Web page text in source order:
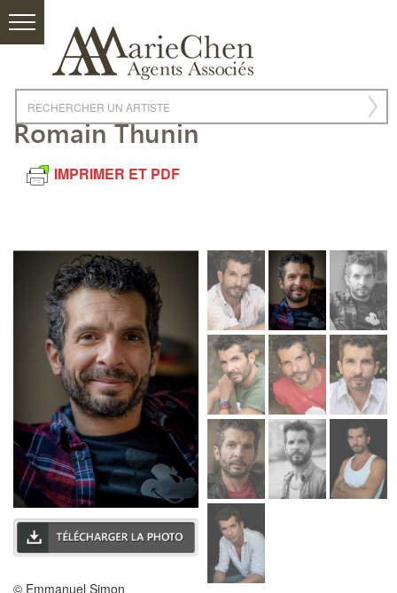
Romain Thunin
IMPRIMER ET PDF
© Emmanuel Simon
© Emmanuel Simon